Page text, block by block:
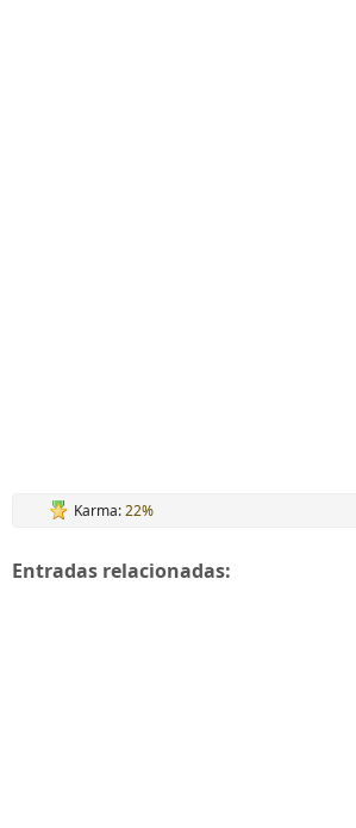
Karma:22%
Entradas relacionadas: